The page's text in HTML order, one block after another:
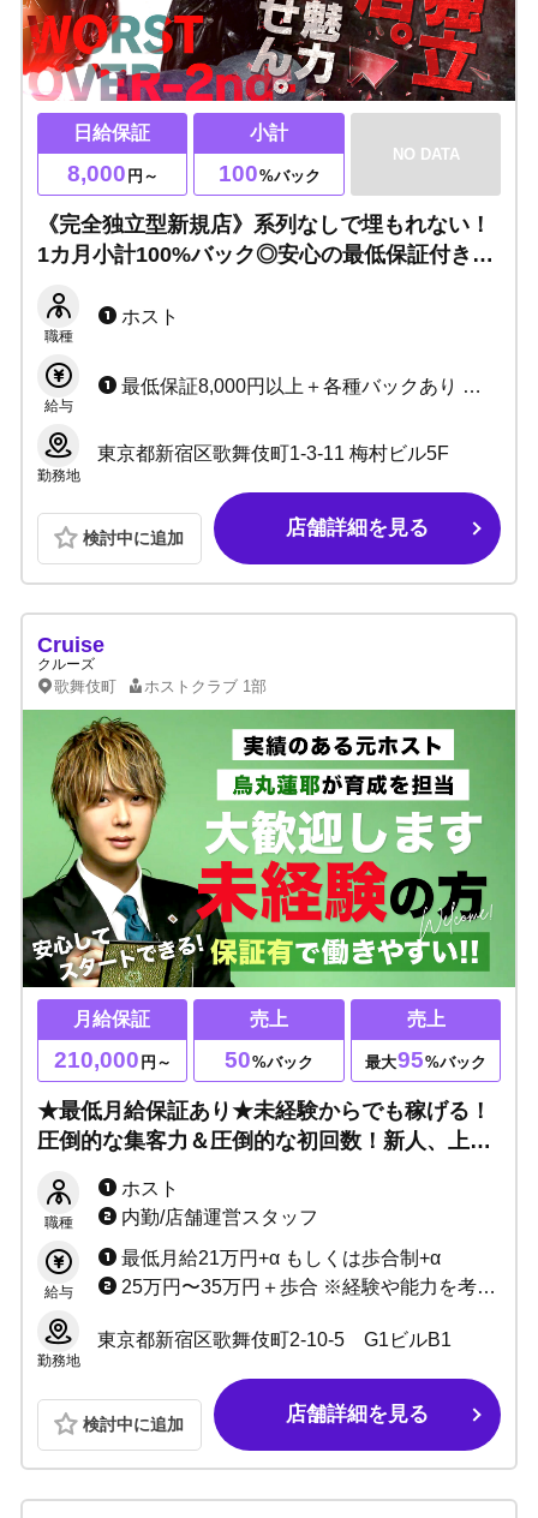
日給保証
8,000 円～
小計
100%バック
NO DATA
《完全独立型新規店》系列なしで埋もれない！
1カ月小計100%バック◎安心の最低保証付き◎
職種
ホスト
給与
最低保証8,000円以上＋各種バックあり ◆賞金あり （指名本数、ボトルバックなど）
勤務地
東京都新宿区歌舞伎町1-3-11 梅村ビル5F
検討中に追加 店舗詳細を見る
Cruise
クルーズ
歌舞伎町 ホストクラブ 1部
月給保証
210,000 円～
売上
50%バック
売上
最大95%バック
★最低月給保証あり★未経験からでも稼げる！
圧倒的な集客力＆圧倒的な初回数！新人、上京
職種
ホスト
内勤/店舗運営スタッフ
給与
最低月給21万円+α もしくは歩合制+α
25万円〜35万円＋歩合 ※経験や能力を考慮して決定致します
勤務地
東京都新宿区歌舞伎町2-10-5 G1ビルB1
検討中に追加 店舗詳細を見る